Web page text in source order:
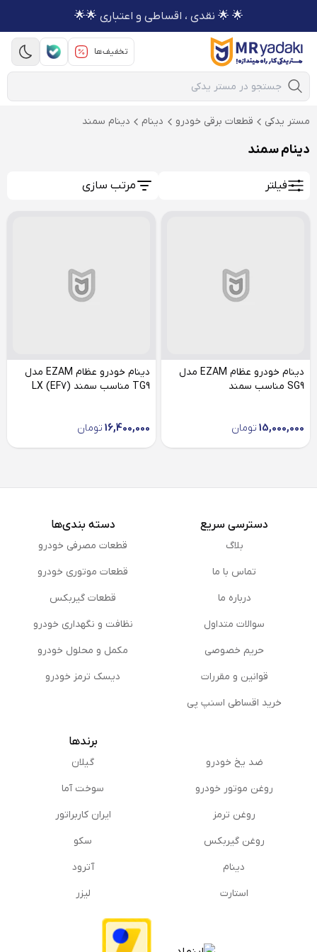
🌟 🌟 نقدی ، اقساطی و اعتباری 🌟🌟
تخفیف‌ها
Mobile Search
مستر یدکی قطعات برقی خودرو دینام دینام سمند
دینام سمند
فیلتر مرتب سازی
دینام خودرو عظام EZAM مدل
SG9 مناسب سمند
15,000,000 تومان
دینام خودرو عظام EZAM مدل
TG9 مناسب سمند (LX (EF7
16,400,000 تومان
دسترسی سریع
بلاگ
تماس با ما
درباره ما
سوالات متداول
حریم خصوصی
قوانین و مقررات
خرید اقساطی اسنپ پی
دسته بندی‌ها
قطعات مصرفی خودرو
قطعات موتوری خودرو
قطعات گیربکس
نظافت و نگهداری خودرو
مكمل و محلول خودرو
دیسک ترمز خودرو
ضد یخ خودرو
روغن موتور خودرو
روغن ترمز
روغن گیربكس
دینام
استارت
برندها
گیلان
سوخت آما
ایران کاربراتور
سکو
آترود
لیزر